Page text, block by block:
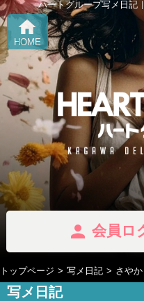
ハートグループ写メ日記
home
HOME
person 会員ロ
トップページ 写メ日記 さや
写メ日記